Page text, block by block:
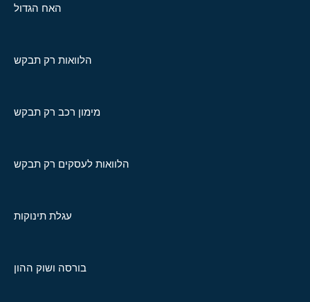
האח הגדול
הלוואות רק תבקש
מימון רכב רק תבקש
הלוואות לעסקים רק תבקש
עגלת תינוקות
בורסה ושוק ההון